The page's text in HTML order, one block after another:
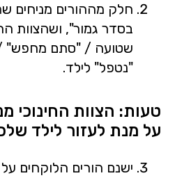
חלק מההורים מניחים
בסדר גמור", ושהצוות
שטועה / "סתם מחפש"
"נטפל" לילד.
טעות: הצוות החינוכי
על מנת לעזור לילד
ישנם הורים הלוקחים